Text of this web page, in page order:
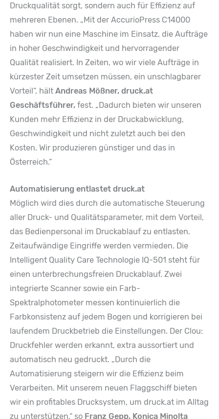
Druckqualität sorgt, sondern auch für Effizienz auf
mehreren Ebenen. „Mit der AccurioPress C14000
haben wir nun eine Maschine im Einsatz, die Aufträge
in hoher Geschwindigkeit und hervorragender
Qualität realisiert. In Zeiten, wo wir viele Aufträge in
kürzester Zeit umsetzen müssen, ein unschlagbarer
Vorteil“, hält Andreas Mößner, druck.at
Geschäftsführer, fest. „Dadurch bieten wir unseren
Kunden mehr Effizienz in der Druckabwicklung,
Geschwindigkeit und nicht zuletzt auch bei den
Kosten. Wir produzieren günstiger und das in
Österreich.“
Automatisierung entlastet druck.at
Möglich wird dies durch die automatische Steuerung
aller Druck- und Qualitätsparameter, mit dem Vorteil,
das Bedienpersonal im Druckablauf zu entlasten.
Zeitaufwändige Eingriffe werden vermieden. Die
Intelligent Quality Care Technologie IQ-501 steht für
einen unterbrechungsfreien Druckablauf. Zwei
integrierte Scanner sowie ein Farb-
Spektralphotometer messen kontinuierlich die
Farbkonsistenz auf jedem Bogen und korrigieren bei
laufendem Druckbetrieb die Einstellungen. Der Clou:
Druckfehler werden erkannt, extra aussortiert und
automatisch neu gedruckt. „Durch die
Automatisierung steigern wir die Effizienz beim
Verarbeiten. Mit unserem neuen Flaggschiff bieten
wir ein profitables Drucksystem, um druck.at im Alltag
zu unterstützen,“ so Franz Gepp, Konica Minolta